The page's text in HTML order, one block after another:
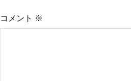
ビ
コメント ※